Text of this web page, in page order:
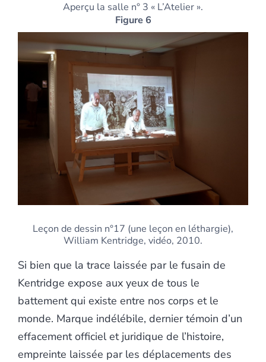
Aperçu la salle n° 3 « L’Atelier ».
Figure 6
Leçon de dessin n°17 (une leçon en léthargie),
William Kentridge, vidéo, 2010.
Si bien que la trace laissée par le fusain de
Kentridge expose aux yeux de tous le
battement qui existe entre nos corps et le
monde. Marque indélébile, dernier témoin d’un
effacement officiel et juridique de l’histoire,
empreinte laissée par les déplacements des